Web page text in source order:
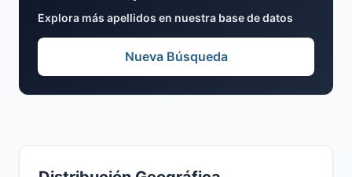
Explora más apellidos en nuestra base de datos
Nueva Búsqueda